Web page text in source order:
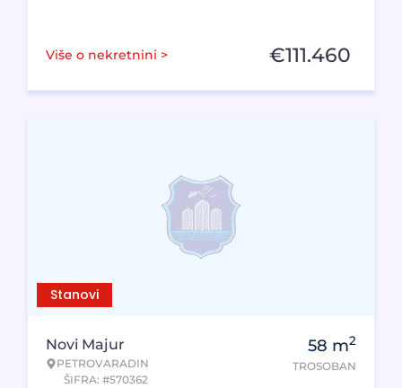
Više o nekretnini > €111.460
Stanovi
Novi Majur
PETROVARADIN
ŠIFRA: #570362
58 m2
TROSOBAN